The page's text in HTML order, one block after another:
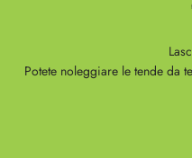
Potete noleggiare le tende da